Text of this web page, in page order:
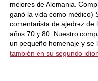
mejores de Alemania.
ganó la vida como médico)
comentarista de ajedrez de
años 70 y 80. Nuestro
un pequeño homenaje y se
también en su segundo